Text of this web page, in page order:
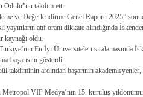
takdim etti.
ve Değerlendirme Genel Raporu 2025”
yayınların atıf oranı dikkate alındığında
kaynağı oldu.
En İyi Üniversiteleri sıralamasında
başarısını gösterdi.
ardından başarının
Metropol VIP Medya’nın 15. kuruluş